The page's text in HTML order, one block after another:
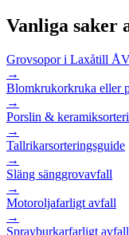
Vanliga saker
Grovsopor i Laxåtill
→
Blomkrukorkruka eller
→
Porslin & keramik
→
Tallrikarsorteringsguide
→
Släng sänggrovavfall
→
Motoroljafarligt avfall
→
Sprayburkarfarligt avfall